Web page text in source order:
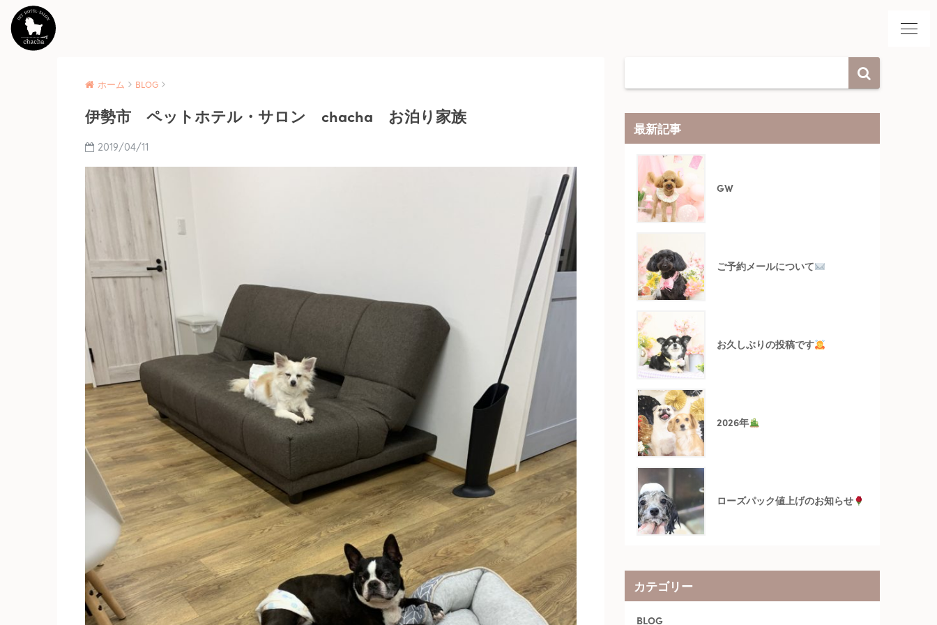
ホーム BLOG
伊勢市 ペットホテル・サロン chacha お泊り家族
2019/04/11
最新記事
GW
ご予約メールについて
お久しぶりの投稿です
2026年
ローズパック値上げのお知らせ
カテゴリー
BLOG